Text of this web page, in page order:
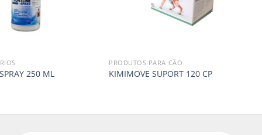
250 ML
PRODUTOS PARA CÃO
KIMIMOVE SUPORT 120 CP